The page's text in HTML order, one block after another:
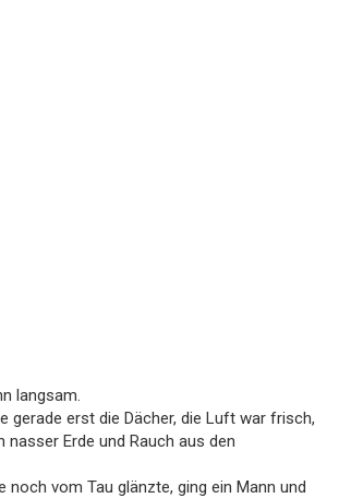
langsam.
gerade erst die Dächer, die Luft war frisch,
nasser Erde und Rauch aus den
noch vom Tau glänzte, ging ein Mann und